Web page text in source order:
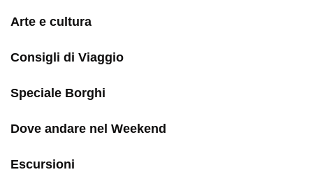
Arte e cultura
Consigli di Viaggio
Speciale Borghi
Dove andare nel Weekend
Escursioni